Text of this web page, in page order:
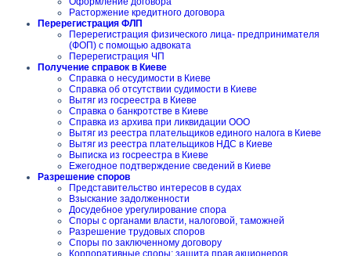
Расторжение кредитного договора
Перерегистрация ФЛП
Перерегистрация физического лица- предпринимателя
(ФОП) с помощью адвоката
Перерегистрация ЧП
Получение справок в Киеве
Справка о несудимости в Киеве
Справка об отсутствии судимости в Киеве
Вытяг из госреестра в Киеве
Справка о банкротстве в Киеве
Справка из архива при ликвидации ООО
Вытяг из реестра плательщиков единого налога в Киеве
Вытяг из реестра плательщиков НДС в Киеве
Выписка из госреестра в Киеве
Ежегодное подтверждение сведений в Киеве
Разрешение споров
Представительство интересов в судах
Взыскание задолженности
Досудебное урегулирование спора
Споры с органами власти, налоговой, таможней
Разрешение трудовых споров
Споры по заключенному договору